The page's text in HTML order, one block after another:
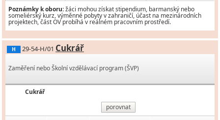
Poznámky k oboru:žáci mohou získat stipendium, barmanský nebo
someliérský kurz, výměnné pobyty v zahraničí, účast na mezinárodních
projektech, část OV probíhá v reálném pracovním prostředí.
H 29-54-H/01 Cukrář
Zaměření nebo Školní vzdělávací program (ŠVP)
Cukrář
porovnat